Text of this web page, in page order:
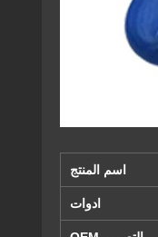
اسم المنتج
ادوات